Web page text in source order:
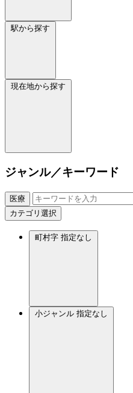
駅から探す
現在地から探す
ジャンル／キーワード
医療
カテゴリ選択
町村字 指定なし
小ジャンル 指定なし